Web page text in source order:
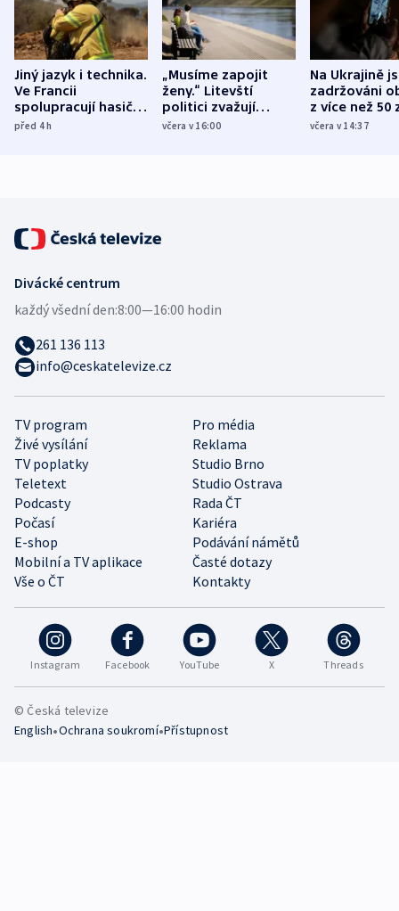
Jiný jazyk i technika.
Ve Francii
spolupracují hasiči z
různých zemí
před 4h
„Musíme zapojit
ženy.“ Litevští
politici zvažují
dohodu o
včera v 16:00
Na Ukrajině
zadržováni
z více než 50
Bojovali na
včera v 14:37
Instagram Facebook YouTube X Threads
TV program
Pro média
Živé vysílání
Reklama
TV poplatky
Studio Brno
Teletext
Studio Ostrava
Podcasty
Rada ČT
Počasí
Kariéra
E-shop
Podávání námětů
Mobilní a TV aplikace
Časté dotazy
Vše o ČT
Kontakty
Divácké centrum
každý všední den:8:00—16:00 hodin
261 136 113
info@ceskatelevize.cz
© Česká televize
English•Ochrana soukromí•Přístupnost